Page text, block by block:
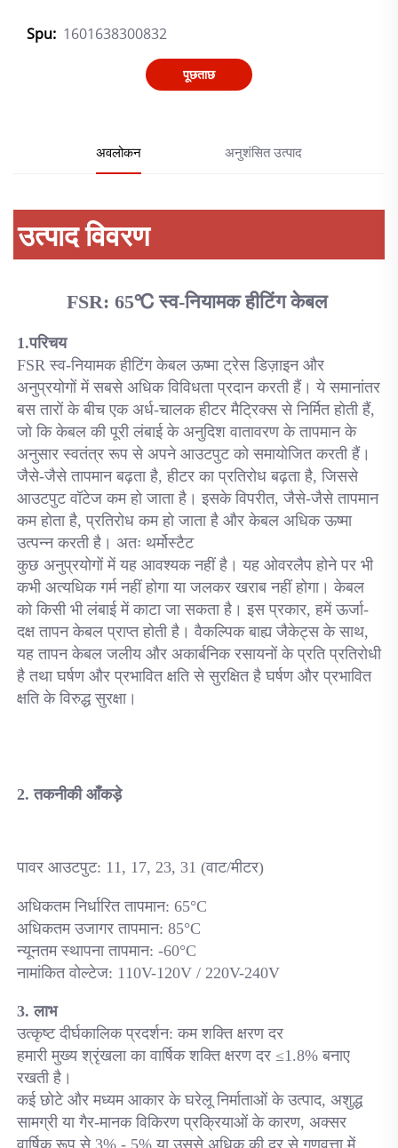
Spu: 1601638300832
पूछताछ
अवलोकन अनुशंसित उत्पाद
उत्पाद विवरण
FSR: 65℃ स्व-नियामक हीटिंग केबल
1.परिचय
FSR स्व-नियामक हीटिंग केबल ऊष्मा ट्रेस डिज़ाइन और
अनुप्रयोगों में सबसे अधिक विविधता प्रदान करती हैं। ये समानांतर
बस तारों के बीच एक अर्ध-चालक हीटर मैट्रिक्स से निर्मित होती हैं,
जो कि केबल की पूरी लंबाई के अनुदिश वातावरण के तापमान के
अनुसार स्वतंत्र रूप से अपने आउटपुट को समायोजित करती हैं।
जैसे-जैसे तापमान बढ़ता है, हीटर का प्रतिरोध बढ़ता है, जिससे
आउटपुट वॉटेज कम हो जाता है। इसके विपरीत, जैसे-जैसे तापमान
कम होता है, प्रतिरोध कम हो जाता है और केबल अधिक ऊष्मा
उत्पन्न करती है। अतः थर्मोस्टैट
कुछ अनुप्रयोगों में यह आवश्यक नहीं है। यह ओवरलैप होने पर भी
कभी अत्यधिक गर्म नहीं होगा या जलकर खराब नहीं होगा। केबल
को किसी भी लंबाई में काटा जा सकता है। इस प्रकार, हमें ऊर्जा-
दक्ष तापन केबल प्राप्त होती है। वैकल्पिक बाह्य जैकेट्स के साथ,
यह तापन केबल जलीय और अकार्बनिक रसायनों के प्रति प्रतिरोधी
है तथा घर्षण और प्रभावित क्षति से सुरक्षित है घर्षण और प्रभावित
क्षति के विरुद्ध सुरक्षा।
2. तकनीकी आँकड़े
पावर आउटपुट: 11, 17, 23, 31 (वाट/मीटर)
अधिकतम निर्धारित तापमान: 65°C
अधिकतम उजागर तापमान: 85°C
न्यूनतम स्थापना तापमान: -60°C
नामांकित वोल्टेज: 110V-120V / 220V-240V
3. लाभ
उत्कृष्ट दीर्घकालिक प्रदर्शन: कम शक्ति क्षरण दर
हमारी मुख्य श्रृंखला का वार्षिक शक्ति क्षरण दर ≤1.8% बनाए
रखती है।
कई छोटे और मध्यम आकार के घरेलू निर्माताओं के उत्पाद, अशुद्ध
सामग्री या गैर-मानक विकिरण प्रक्रियाओं के कारण, अक्सर
वार्षिक रूप से 3% - 5% या उससे अधिक की दर से गुणवत्ता में